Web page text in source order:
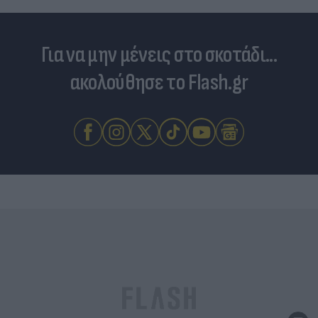
Για να μην μένεις στο σκοτάδι...
ακολούθησε το Flash.gr